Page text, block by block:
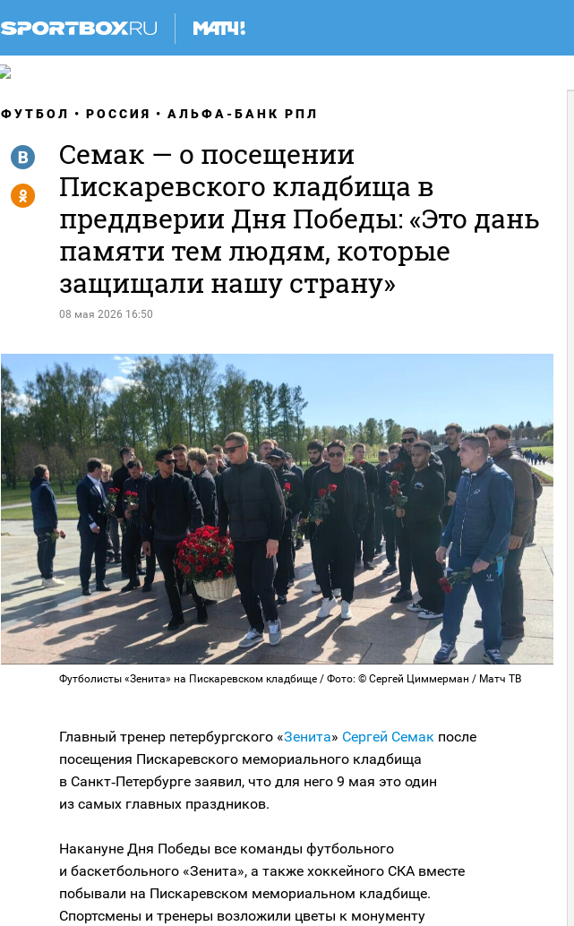
ФУТБОЛ РОССИЯ АЛЬФА-БАНК РПЛ
Семак — о посещении
Пискаревского кладбища в
преддверии Дня Победы: «Это дань
памяти тем людям, которые
защищали нашу страну»
08 мая 2026 16:50
R
Y
Футболисты «Зенита» на Пискаревском кладбище / Фото: © Сергей Циммерман / Матч ТВ
Главный тренер петербургского «Зенита» Сергей Семак после
посещения Пискаревского мемориального кладбища
в Санкт‑Петербурге заявил, что для него 9 мая это один
из самых главных праздников.
Накануне Дня Победы все команды футбольного
и баскетбольного «Зенита», а также хоккейного СКА вместе
побывали на Пискаревском мемориальном кладбище.
Спортсмены и тренеры возложили цветы к монументу